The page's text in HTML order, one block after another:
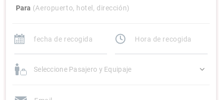
Para (Aeropuerto, hotel, dirección)
Seleccione Pasajero y Equipaje